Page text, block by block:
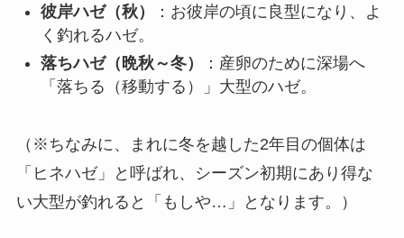
彼岸ハゼ（秋）
：お彼岸の頃に良型になり、よ
く釣れるハゼ。
落ちハゼ（晩秋～冬）
：産卵のために深場へ
「落ちる（移動する）」大型のハゼ。
（※ちなみに、まれに冬を越した2年目の個体は
「ヒネハゼ」と呼ばれ、シーズン初期にあり得な
い大型が釣れると「もしや…」となります。）